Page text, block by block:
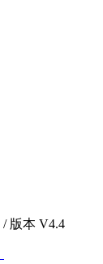
/ 版本 V4.4